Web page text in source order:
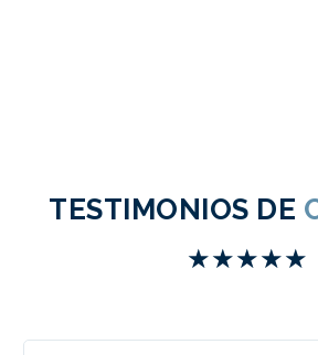
TESTIMONIOS DE
★★★★★